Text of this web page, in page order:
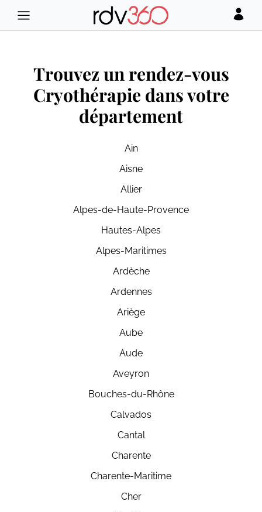
Trouvez un rendez-vous
Cryothérapie dans votre
département
Ain
Aisne
Allier
Alpes-de-Haute-Provence
Hautes-Alpes
Alpes-Maritimes
Ardèche
Ardennes
Ariège
Aube
Aude
Aveyron
Bouches-du-Rhône
Calvados
Cantal
Charente
Charente-Maritime
Cher